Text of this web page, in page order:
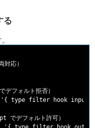
る
応）
フォルト拒否）
'{ type filter hook
デフォルト許可）